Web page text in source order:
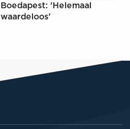
Boedapest: 'Helemaal
waardeloos'